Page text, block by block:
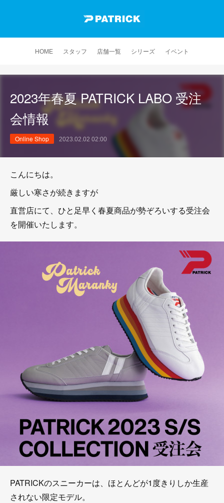
HOME スタッフ 店舗一覧 シリーズ イベント
2023年春夏 PATRICK LABO 受注
会情報
Online Shop 2023.02.02 02:00
こんにちは。
厳しい寒さが続きますが
直営店にて、ひと足早く春夏商品が勢ぞろいする受注会
を開催いたします。
PATRICKのスニーカーは、ほとんどが1度きりしか生産
されない限定モデル。